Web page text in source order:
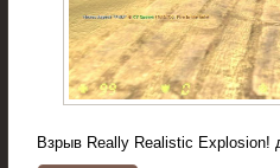
Взрыв Really Realistic Explosion!